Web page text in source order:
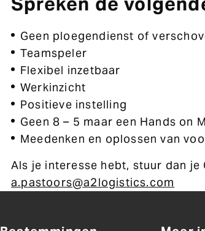
Geen ploegendienst of
Teamspeler
Flexibel inzetbaar
Werkinzicht
Positieve instelling
Geen 8 – 5 maar een Hands on
Meedenken en oplossen van
Als je interesse hebt, stuur dan
a.pastoors@a2logistics.com